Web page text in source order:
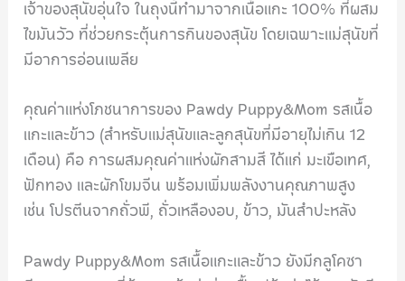
เจ้าของสุนัขอุ่นใจ ในถุงนี้ทำมาจากเนื้อแกะ 100% ที่ผสม
ไขมันวัว ที่ช่วยกระตุ้นการกินของสุนัข โดยเฉพาะแม่สุนัขที่
มีอาการอ่อนเพลีย
คุณค่าแห่งโภชนาการของ Pawdy Puppy&Mom รสเนื้อ
แกะและข้าว (สำหรับแม่สุนัขและลูกสุนัขที่มีอายุไม่เกิน 12
เดือน) คือ การผสมคุณค่าแห่งผักสามสี ได้แก่ มะเขือเทศ,
ฟักทอง และผักโขมจีน พร้อมเพิ่มพลังงานคุณภาพสูง
เช่น โปรตีนจากถั่วพี, ถั่วเหลืองอบ, ข้าว, มันสำปะหลัง
Pawdy Puppy&Mom รสเนื้อแกะและข้าว ยังมีกลูโคซา